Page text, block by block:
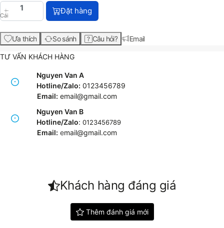
Cái
HP 216A Yellow Original LaserJet Toner
Đặt hàng
Ưa thích So sánh Câu hỏi? Email
TƯ VẤN KHÁCH HÀNG
Nguyen Van A
Hotline/Zalo: 0123456789
Email: email@gmail.com
Nguyen Van B
Hotline/Zalo: 0123456789
Email: email@gmail.com
Khách hàng đáng giá
Thêm đánh giá mới